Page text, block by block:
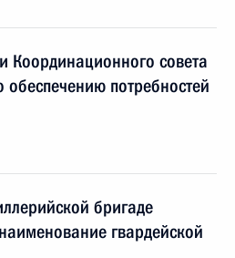
Координационного совета
обеспечению потребностей
бригаде
гвардейской